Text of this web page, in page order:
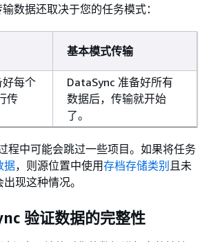
数据还取决于您的任务模式：
基本模式传输
好每个
传
DataSync 准备好所有
数据后，传输就开始
了。
程中可能会跳过一些项目。如果将任务
据，则源位置中使用存档存储类别 且未
现这种情况。
验证数据的完整性